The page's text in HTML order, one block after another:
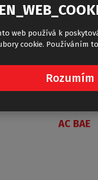
AC BAE
web používá k
cookie. Používáním
Rozumím